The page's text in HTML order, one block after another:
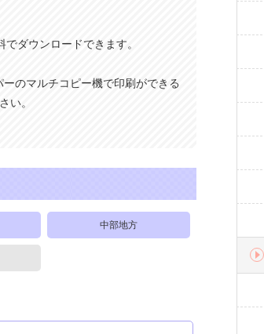
ダウンロードできます。
のマルチコピー機で印刷ができる
い。
中部地方